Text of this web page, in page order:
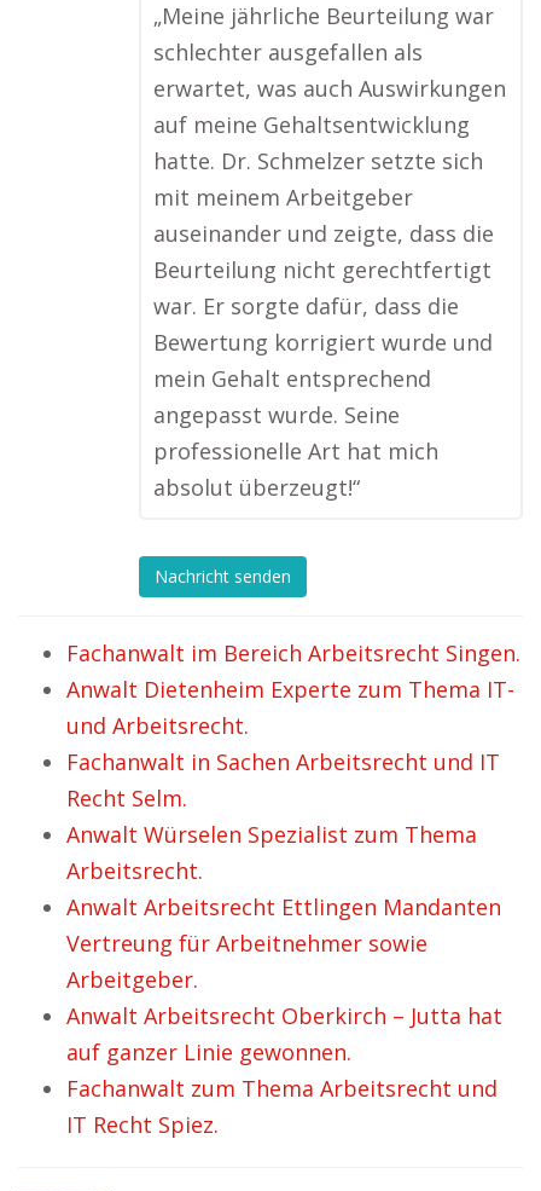
„Meine jährliche Beurteilung war
schlechter ausgefallen als
erwartet, was auch Auswirkungen
auf meine Gehaltsentwicklung
hatte. Dr. Schmelzer setzte sich
mit meinem Arbeitgeber
auseinander und zeigte, dass die
Beurteilung nicht gerechtfertigt
war. Er sorgte dafür, dass die
Bewertung korrigiert wurde und
mein Gehalt entsprechend
angepasst wurde. Seine
professionelle Art hat mich
absolut überzeugt!“
Nachricht senden
Fachanwalt im Bereich Arbeitsrecht Singen.
Anwalt Dietenheim Experte zum Thema IT-
und Arbeitsrecht.
Fachanwalt in Sachen Arbeitsrecht und IT
Recht Selm.
Anwalt Würselen Spezialist zum Thema
Arbeitsrecht.
Anwalt Arbeitsrecht Ettlingen Mandanten
Vertreung für Arbeitnehmer sowie
Arbeitgeber.
Anwalt Arbeitsrecht Oberkirch – Jutta hat
auf ganzer Linie gewonnen.
Fachanwalt zum Thema Arbeitsrecht und
IT Recht Spiez.